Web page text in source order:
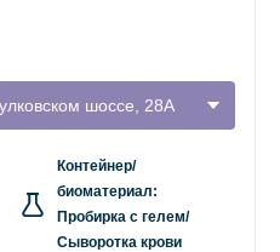
шоссе, 28А
Контейнер/
биоматериал:
Пробирка с гелем/
Сыворотка крови